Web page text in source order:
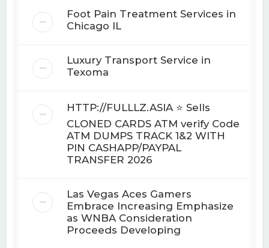
Foot Pain Treatment Services in
Chicago IL
Luxury Transport Service in
Texoma
HTTP://FULLLZ.ASIA ⭐️ Sells
CLONED CARDS ATM verify Code
ATM DUMPS TRACK 1&2 WITH
PIN CASHAPP/PAYPAL
TRANSFER 2026
Las Vegas Aces Gamers
Embrace Increasing Emphasize
as WNBA Consideration
Proceeds Developing